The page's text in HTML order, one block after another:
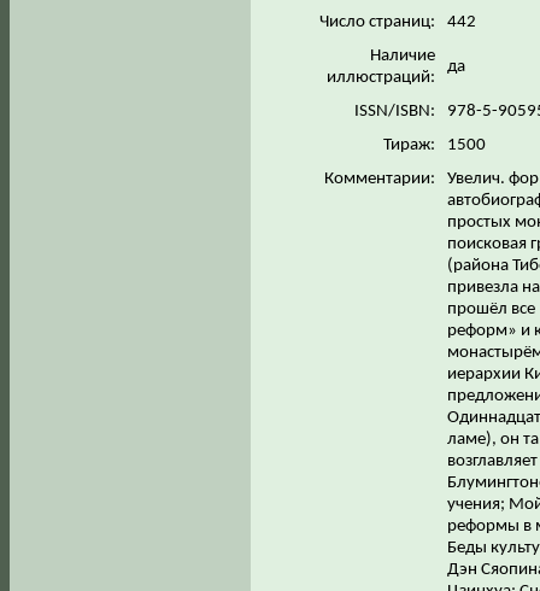
Число страниц:
442
Наличие
иллюстраций:
да
ISSN/ISBN:
978-5-
Тираж:
1500
Комментарии:
Увелич.
простых
поисковая
(района
привезла
прошёл все
реформ» и
иерархии
ламе), он
учения;
реформы в
Беды
Дэн